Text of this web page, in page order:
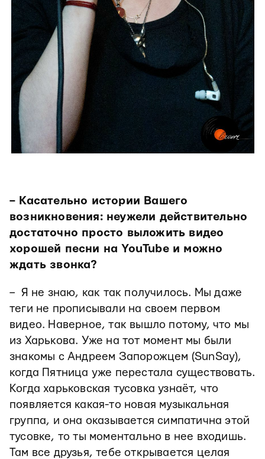
– Касательно истории Вашего
возникновения: неужели действительно
достаточно просто выложить видео
хорошей песни на YouTube и можно
ждать звонка?
– Я не знаю, как так получилось. Мы даже
теги не прописывали на своем первом
видео. Наверное, так вышло потому, что мы
из Харькова. Уже на тот момент мы были
знакомы с Андреем Запорожцем (SunSay),
когда Пятница уже перестала существовать.
Когда харьковская тусовка узнаёт, что
появляется какая-то новая музыкальная
группа, и она оказывается симпатична этой
тусовке, то ты моментально в нее входишь.
Там все друзья, тебе открывается целая